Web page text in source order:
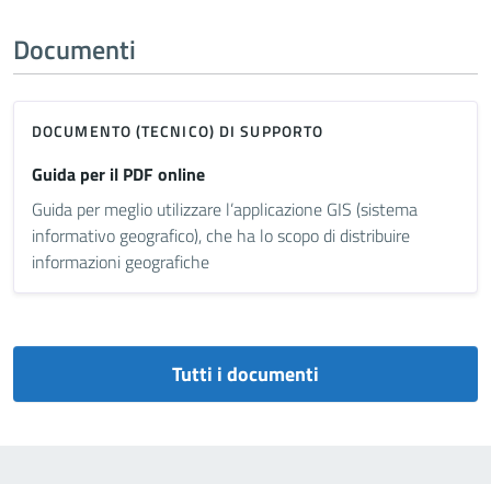
Documenti
DOCUMENTO (TECNICO) DI SUPPORTO
Guida per il PDF online
Guida per meglio utilizzare l’applicazione GIS (sistema
informativo geografico), che ha lo scopo di distribuire
informazioni geografiche
Tutti i documenti